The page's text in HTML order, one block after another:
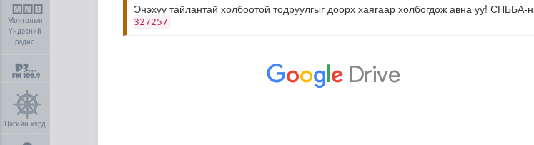
Монголын
Үндэсний
радио
Цагийн хүрд
Энэхүү тайлантай холбоотой тодруулгыг доорх хаягаар холбогдож авна уу! СНББА-
327257